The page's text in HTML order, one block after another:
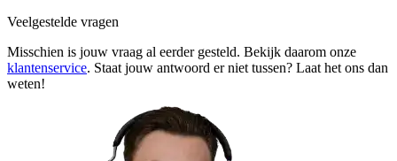
Veelgestelde vragen
Misschien is jouw vraag al eerder gesteld. Bekijk daarom onze
klantenservice. Staat jouw antwoord er niet tussen? Laat het ons dan
weten!